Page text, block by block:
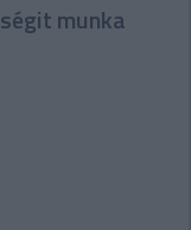
munka